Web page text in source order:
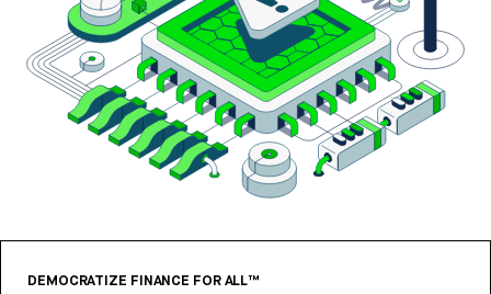
DEMOCRATIZE FINANCE FOR ALL™